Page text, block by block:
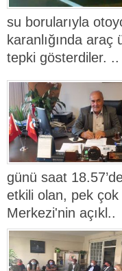
su borularıyla
karanlığında
tepki gösterdiler. ..
günü saat
etkili olan, pek
Merkezi'nin açıkl..